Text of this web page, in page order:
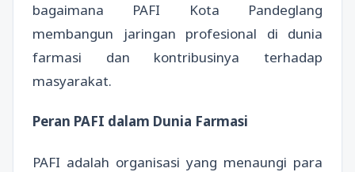
bagaimana PAFI Kota Pandeglang
membangun jaringan profesional di dunia
farmasi dan kontribusinya terhadap
masyarakat.
Peran PAFI dalam Dunia Farmasi
PAFI adalah organisasi yang menaungi para